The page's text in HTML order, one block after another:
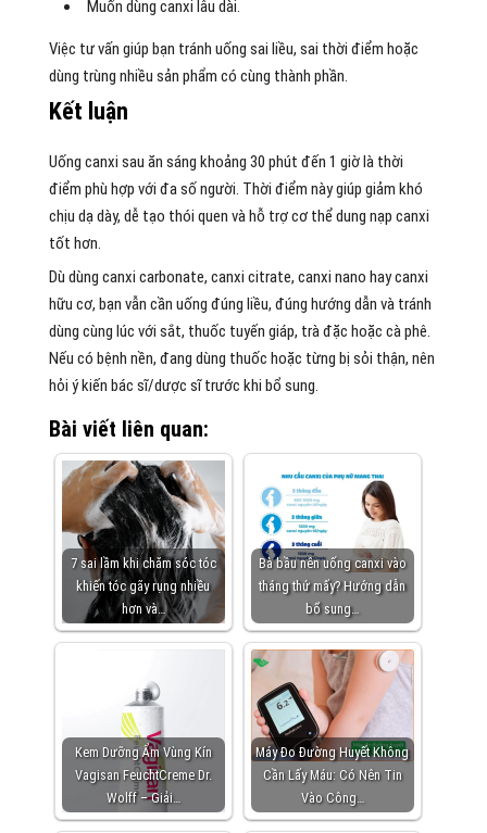
Muốn dùng canxi lâu dài.
Việc tư vấn giúp bạn tránh uống sai liều, sai thời điểm hoặc
dùng trùng nhiều sản phẩm có cùng thành phần.
Kết luận
Uống canxi sau ăn sáng khoảng 30 phút đến 1 giờ là thời
điểm phù hợp với đa số người. Thời điểm này giúp giảm khó
chịu dạ dày, dễ tạo thói quen và hỗ trợ cơ thể dung nạp canxi
tốt hơn.
Dù dùng canxi carbonate, canxi citrate, canxi nano hay canxi
hữu cơ, bạn vẫn cần uống đúng liều, đúng hướng dẫn và tránh
dùng cùng lúc với sắt, thuốc tuyến giáp, trà đặc hoặc cà phê.
Nếu có bệnh nền, đang dùng thuốc hoặc từng bị sỏi thận, nên
hỏi ý kiến bác sĩ/dược sĩ trước khi bổ sung.
Bài viết liên quan:
7 sai lầm khi chăm sóc tóc
khiến tóc gãy rụng nhiều
hơn và…
Bà bầu nên uống canxi vào
tháng thứ mấy? Hướng dẫn
bổ sung…
Kem Dưỡng Ẩm Vùng Kín
Vagisan FeuchtCreme Dr.
Wolff – Giải…
Máy Đo Đường Huyết Không
Cần Lấy Máu: Có Nên Tin
Vào Công…